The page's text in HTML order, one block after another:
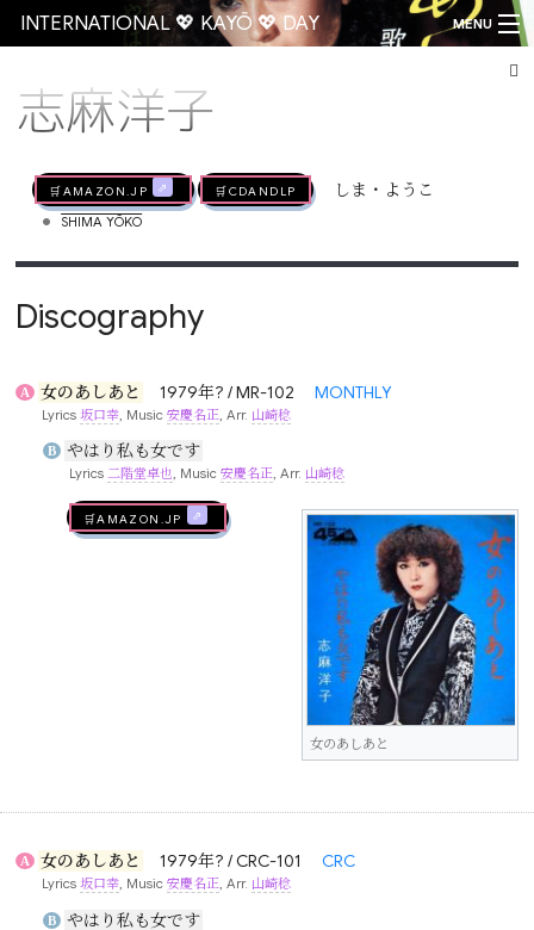
INTERNATIONAL 💖 KAYŌ 💖 DAY MENU
志麻洋子
🛒AMAZON.jp 🛒CDandLP しま・ようこ
• SHIMA YŌKO
Discography
A 女のあしあと 1979年? / MR-102 MONTHLY
Lyrics坂口幸 , Music安慶名正 , Arr. 山崎稔
B やはり私も女です
Lyrics 二階堂卓也, Music 安慶名正, Arr. 山崎稔
女のあしあと
🛒AMAZON.jp
A 女のあしあと 1979年? / CRC-101 CRC
Lyrics坂口幸, Music安慶名正, Arr. 山崎稔
B やはり私も女です